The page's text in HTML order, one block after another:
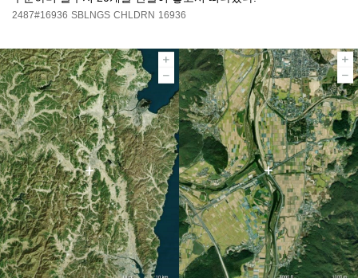
2487#16936 SBLNGS CHLDRN 16936